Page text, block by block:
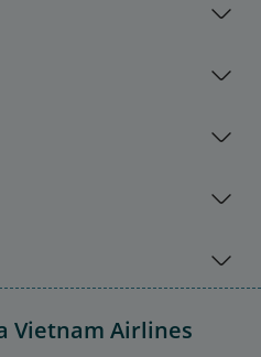
Vietnam Airlines